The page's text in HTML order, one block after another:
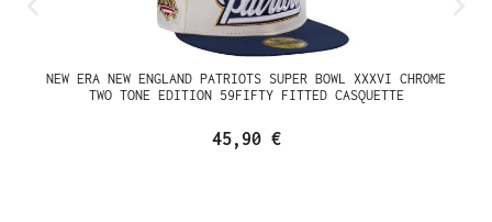
NEW ERA NEW ENGLAND PATRIOTS SUPER BOWL XXXVI CHROME
TWO TONE EDITION 59FIFTY FITTED CASQUETTE
45,90 €